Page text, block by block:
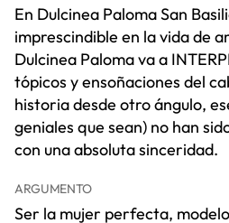
En Dulcinea Paloma San
imprescindible en la vida de
Dulcinea Paloma va a
tópicos y ensoñaciones del
historia desde otro ángulo,
geniales que sean) no han
con una absoluta sinceridad.
ARGUMENTO
Ser la mujer perfecta,